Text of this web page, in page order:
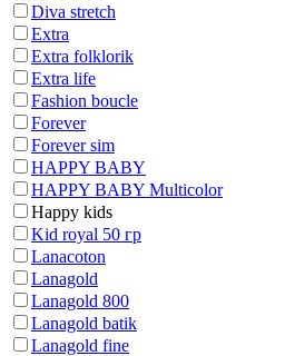
Diva stretch
Extra
Extra folklorik
Extra life
Fashion boucle
Forever
Forever sim
HAPPY BABY
HAPPY BABY Multicolor
Happy kids
Kid royal 50 гр
Lanacoton
Lanagold
Lanagold 800
Lanagold batik
Lanagold fine